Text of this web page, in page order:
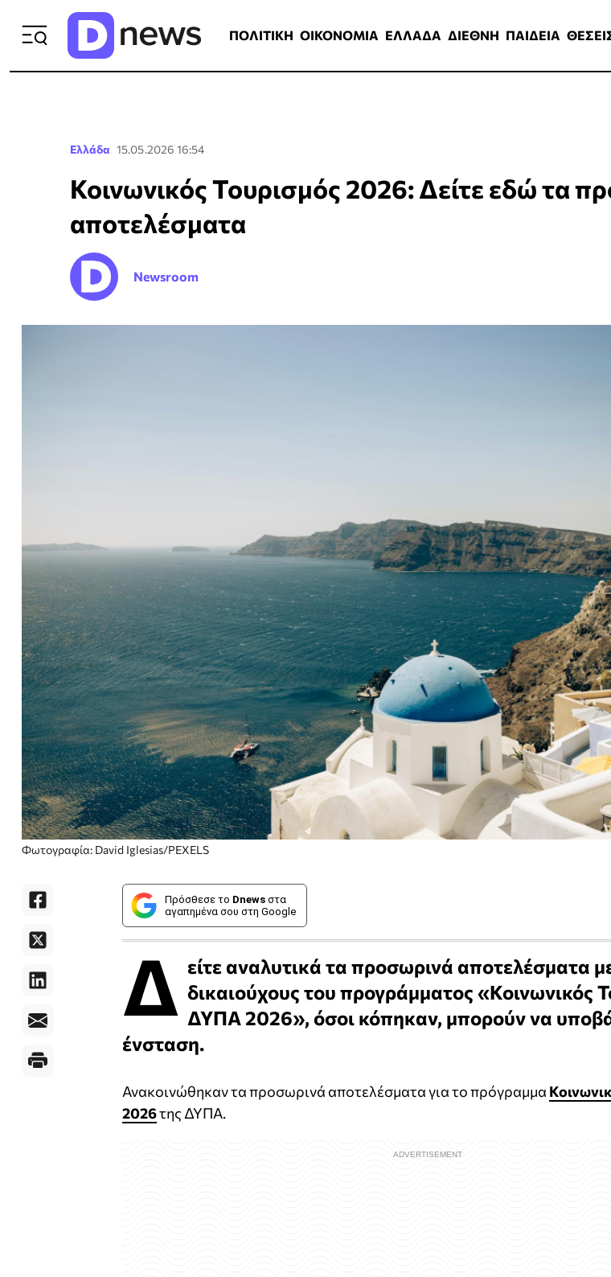
ΠΟΛΙΤΙΚΗ ΟΙΚΟΝΟΜΙΑ ΕΛΛΑΔΑ ΔΙΕΘΝΗ ΠΑΙΔΕΙΑ
Ελλάδα 15.05.2026 16:54
Κοινωνικός Τουρισμός 2026: Δείτε εδώ τα
αποτελέσματα
Newsroom
Φωτογραφία: David Iglesias/PEXELS
Πρόσθεσε το Dnews στα
αγαπημένα σου στη Google
Δ είτε αναλυτικά τα προσωρινά αποτελέσματα
δικαιούχους του προγράμματος «Κοινωνικός
ΔΥΠΑ 2026», όσοι κόπηκαν, μπορούν να
ένσταση.
Ανακοινώθηκαν τα προσωρινά αποτελέσματα για το πρόγραμμα
2026της ΔΥΠΑ.